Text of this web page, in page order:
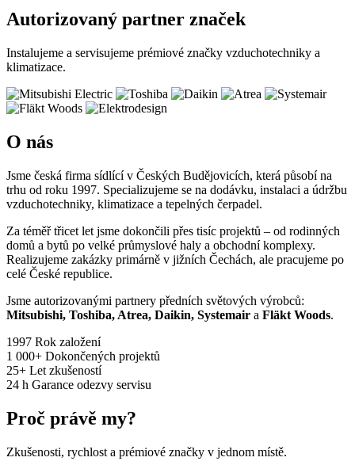
Autorizovaný partner značek
Instalujeme a servisujeme prémiové značky vzduchotechniky a
klimatizace.
O nás
Jsme česká firma sídlící v Českých Budějovicích, která působí na
trhu od roku 1997. Specializujeme se na dodávku, instalaci a údržbu
vzduchotechniky, klimatizace a tepelných čerpadel.
Za téměř třicet let jsme dokončili přes tisíc projektů – od rodinných
domů a bytů po velké průmyslové haly a obchodní komplexy.
Realizujeme zakázky primárně v jižních Čechách, ale pracujeme po
celé České republice.
Jsme autorizovanými partnery předních světových výrobců:
Mitsubishi, Toshiba, Atrea, Daikin, Systemair a Fläkt Woods.
1997 Rok založení
1 000+ Dokončených projektů
25+ Let zkušeností
24 h Garance odezvy servisu
Proč právě my?
Zkušenosti, rychlost a prémiové značky v jednom místě.